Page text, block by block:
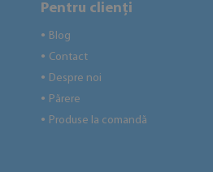
Pentru clienți
● Blog
● Contact
● Despre noi
● Părere
● Produse la comandă